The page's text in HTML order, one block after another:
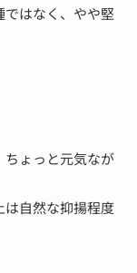
ではなく、やや堅
ちょっと元気なが
自然な抑揚程度